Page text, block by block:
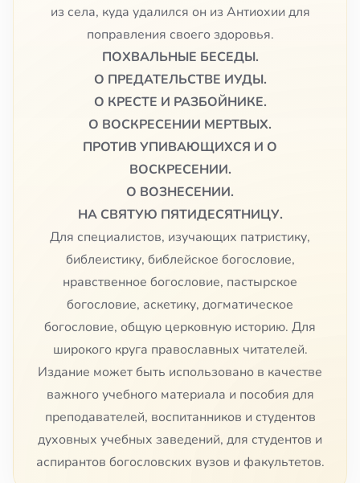
из села, куда удалился он из Антиохии для
поправления своего здоровья.
ПОХВАЛЬНЫЕ БЕСЕДЫ.
О ПРЕДАТЕЛЬСТВЕ ИУДЫ.
О КРЕСТЕ И РАЗБОЙНИКЕ.
О ВОСКРЕСЕНИИ МЕРТВЫХ.
ПРОТИВ УПИВАЮЩИХСЯ И О
ВОСКРЕСЕНИИ.
О ВОЗНЕСЕНИИ.
НА СВЯТУЮ ПЯТИДЕСЯТНИЦУ.
Для специалистов, изучающих патристику,
библеистику, библейское богословие,
нравственное богословие, пастырское
богословие, аскетику, догматическое
богословие, общую церковную историю. Для
широкого круга православных читателей.
Издание может быть использовано в качестве
важного учебного материала и пособия для
преподавателей, воспитанников и студентов
духовных учебных заведений, для студентов и
аспирантов богословских вузов и факультетов.